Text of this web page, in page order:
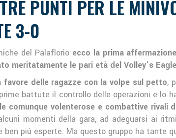
PUNTI PER LE
3-0
del Palaflorio ecco la prima
meritatamente le pari età del Volley’s
favore delle ragazze con la volpe sul petto,
battute il controllo delle operazioni e lo
comunque volenterose e combattive rivali
momenti della gara, ad adeguarsi ai
più esperte. Ma questo gruppo ha tante